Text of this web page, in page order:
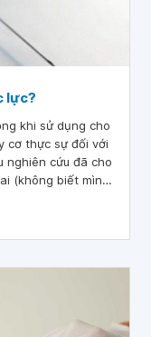
lực?
khi sử dụng cho
cơ thực sự đối với
nghiên cứu đã cho
(không biết mình